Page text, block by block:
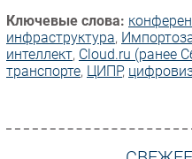
Ключевые слова:
инфраструктура,
интеллект, Cloud.ru (ранее
транспорте, ЦИПР,